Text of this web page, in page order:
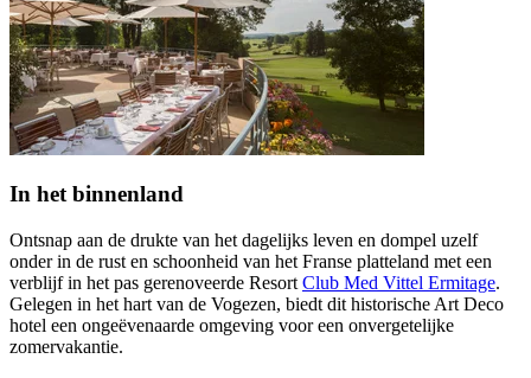
In het binnenland
Ontsnap aan de drukte van het dagelijks leven en dompel uzelf
onder in de rust en schoonheid van het Franse platteland met een
verblijf in het pas gerenoveerde Resort Club Med Vittel Ermitage.
Gelegen in het hart van de Vogezen, biedt dit historische Art Deco
hotel een ongeëvenaarde omgeving voor een onvergetelijke
zomervakantie.